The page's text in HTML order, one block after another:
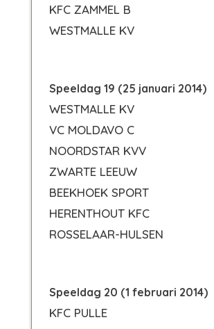
KFC ZAMMEL B
WESTMALLE KV
Speeldag 19 (25 januari 2014)
WESTMALLE KV
VC MOLDAVO C
NOORDSTAR KVV
ZWARTE LEEUW
BEEKHOEK SPORT
HERENTHOUT KFC
ROSSELAAR-HULSEN
Speeldag 20 (1 februari 2014)
KFC PULLE